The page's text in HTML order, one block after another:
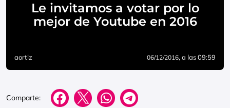
Le invitamos a votar por lo
mejor de Youtube en 2016
aortiz 06/12/2016, a las 09:59
Comparte: